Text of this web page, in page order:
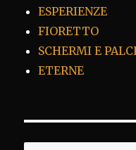
ESPERIENZE
FIORETTO
SCHERMI E
ETERNE